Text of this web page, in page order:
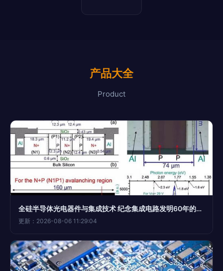
产品大全
Product
全硅半导体光电器件与集成技术 纪念集成电路发明60年的光电子革命
更新：2026-08-06 11:29:04